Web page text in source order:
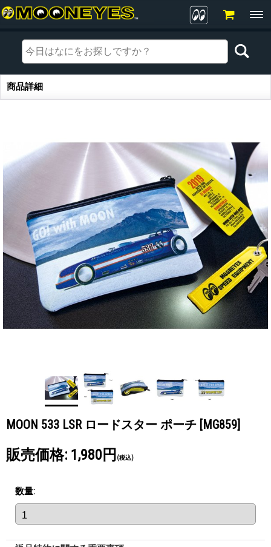
商品詳細
商品詳細
MOON 533 LSR ロードスター ポーチ [MG859]
販売価格: 1,980円 (税込)
数量: